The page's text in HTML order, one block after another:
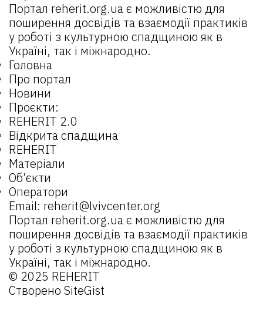
Портал reherit.org.uaє можливістю для
поширення досвідів та взаємодії практиків
у роботі з культурною спадщиною як в
Україні, так і міжнародно.
Головна
Про портал
Новини
Проєкти:
REHERIT 2.0
Відкрита спадщина
REHERIT
Матеріали
Об’єкти
Оператори
Email: reherit@lvivcenter.org
Портал reherit.org.uaє можливістю для
поширення досвідів та взаємодії практиків
у роботі з культурною спадщиною як в
Україні, так і міжнародно.
© 2025 REHERIT
Створено SiteGist